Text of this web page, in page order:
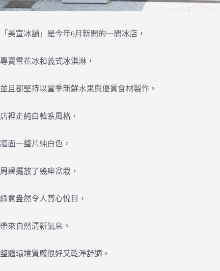
「美宣冰舖」是今年6月新開的一間冰店，
專賣雪花冰和義式冰淇淋，
並且都堅持以當季新鮮水果與優質食材製作。
店裡走純白韓系風格，
牆面一整片純白色，
周邊擺放了幾座盆栽，
綠意盎然令人賞心悅目，
帶來自然清新氣息。
整體環境質感很好又乾淨舒適。